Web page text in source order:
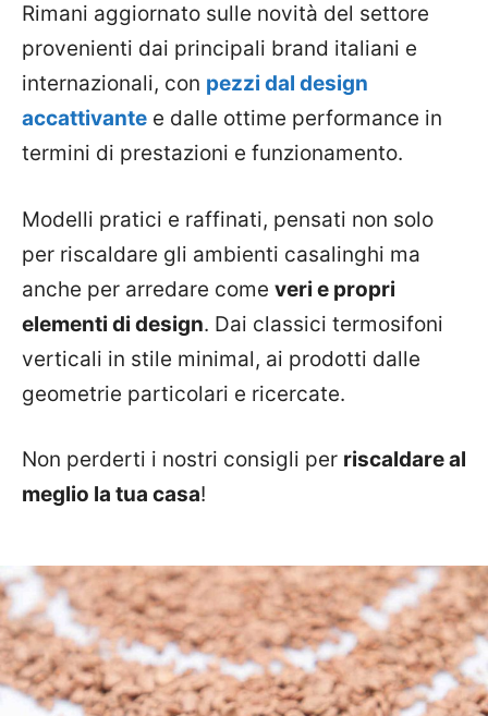
Rimani aggiornato sulle novità del settore
provenienti dai principali brand italiani e
internazionali, con pezzi dal design
accattivante e dalle ottime performance in
termini di prestazioni e funzionamento.
Modelli pratici e raffinati, pensati non solo
per riscaldare gli ambienti casalinghi ma
anche per arredare come veri e propri
elementi di design. Dai classici termosifoni
verticali in stile minimal, ai prodotti dalle
geometrie particolari e ricercate.
Non perderti i nostri consigli per riscaldare al
meglio la tua casa!